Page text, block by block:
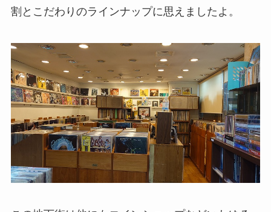
割とこだわりのラインナップに思えましたよ。